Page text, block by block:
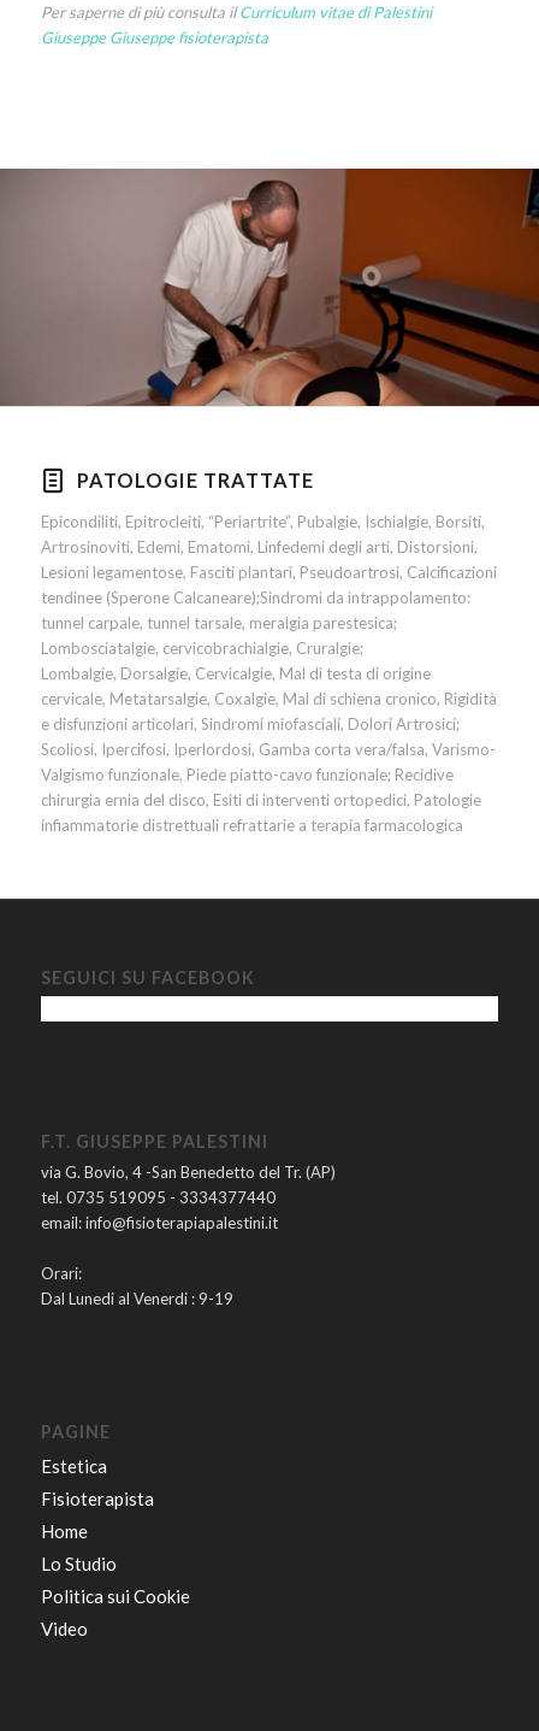
Per saperne di più consulta ilCurriculum vitae di Palestini
Giuseppe Giuseppe fisioterapista
PATOLOGIE TRATTATE
Epicondiliti, Epitrocleiti, “Periartrite”, Pubalgie, Ischialgie, Borsiti,
Artrosinoviti, Edemi, Ematomi, Linfedemi degli arti, Distorsioni,
Lesioni legamentose, Fasciti plantari, Pseudoartrosi, Calcificazioni
tendinee (Sperone Calcaneare);Sindromi da intrappolamento:
tunnel carpale, tunnel tarsale, meralgia parestesica;
Lombosciatalgie, cervicobrachialgie, Cruralgie;
Lombalgie, Dorsalgie, Cervicalgie, Mal di testa di origine
cervicale, Metatarsalgie, Coxalgie, Mal di schiena cronico, Rigidità
e disfunzioni articolari, Sindromi miofasciali, Dolori Artrosici;
Scoliosi, Ipercifosi, Iperlordosi, Gamba corta vera/falsa, Varismo-
Valgismo funzionale, Piede piatto-cavo funzionale; Recidive
chirurgia ernia del disco, Esiti di interventi ortopedici, Patologie
infiammatorie distrettuali refrattarie a terapia farmacologica
SEGUICI SU FACEBOOK
F.T. GIUSEPPE PALESTINI
via G. Bovio, 4 -San Benedetto del Tr. (AP)
tel. 0735 519095 - 3334377440
email: info@fisioterapiapalestini.it
Orari:
Dal Lunedi al Venerdi : 9-19
PAGINE
Estetica
Fisioterapista
Home
Lo Studio
Politica sui Cookie
Video